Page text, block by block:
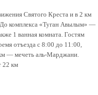
Святого Креста и в 2 км
До комплекса «Туган Авылым» —
1 ванная комната. Гостям
отъезда с 8:00 до 11:00,
— мечеть аль-Марджани.
22 км